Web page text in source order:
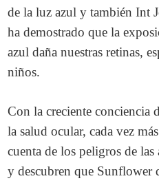
de la luz azul y también Int
ha demostrado que la
azul daña nuestras retinas,
niños.
Con la creciente conciencia
la salud ocular, cada vez
cuenta de los peligros de
y descubren que Sunflower